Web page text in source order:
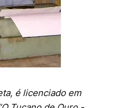
é licenciado em